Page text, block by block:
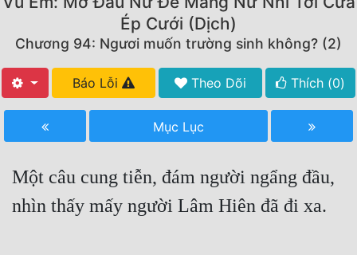
Truyện Mới Ra
Hoàn Thành
Hậu Cung
Truyện Convert
Ép Cưới (Dịch)
Chương 94: Ngươi muốn trường sinh không? (2)
Báo Lỗi Theo Dõi Thích (0)
Mục Lục
Một câu cung tiễn, đám người ngẩng đầu,
nhìn thấy mấy người Lâm Hiên đã đi xa.